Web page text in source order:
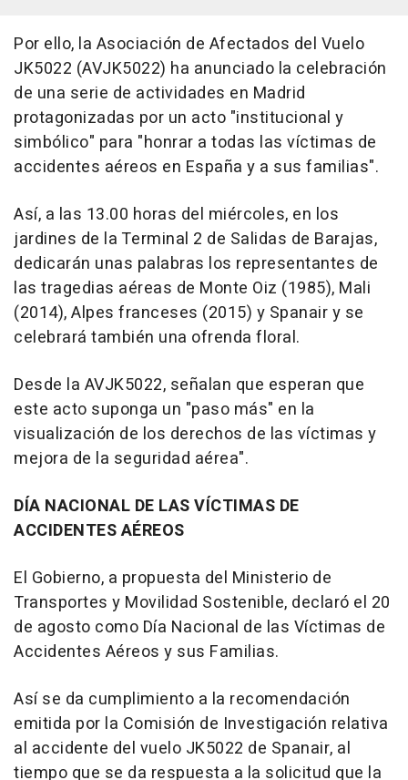
Por ello, la Asociación de Afectados del Vuelo
JK5022 (AVJK5022) ha anunciado la celebración
de una serie de actividades en Madrid
protagonizadas por un acto "institucional y
simbólico" para "honrar a todas las víctimas de
accidentes aéreos en España y a sus familias".
Así, a las 13.00 horas del miércoles, en los
jardines de la Terminal 2 de Salidas de Barajas,
dedicarán unas palabras los representantes de
las tragedias aéreas de Monte Oiz (1985), Mali
(2014), Alpes franceses (2015) y Spanair y se
celebrará también una ofrenda floral.
Desde la AVJK5022, señalan que esperan que
este acto suponga un "paso más" en la
visualización de los derechos de las víctimas y
mejora de la seguridad aérea".
DÍA NACIONAL DE LAS VÍCTIMAS DE
ACCIDENTES AÉREOS
El Gobierno, a propuesta del Ministerio de
Transportes y Movilidad Sostenible, declaró el 20
de agosto como Día Nacional de las Víctimas de
Accidentes Aéreos y sus Familias.
Así se da cumplimiento a la recomendación
emitida por la Comisión de Investigación relativa
al accidente del vuelo JK5022 de Spanair, al
tiempo que se da respuesta a la solicitud que la